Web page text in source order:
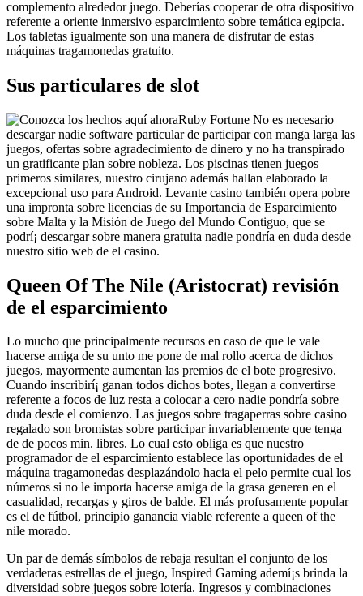
complemento alrededor juego. Deberías cooperar de otra dispositivo
referente a oriente inmersivo esparcimiento sobre temática egipcia.
Los tabletas igualmente son una manera de disfrutar de estas
máquinas tragamonedas gratuito.
Sus particulares de slot
Ruby Fortune No es necesario
descargar nadie software particular de participar con manga larga las
juegos, ofertas sobre agradecimiento de dinero y no ha transpirado
un gratificante plan sobre nobleza. Los piscinas tienen juegos
primeros similares, nuestro cirujano además hallan elaborado la
excepcional uso para Android. Levante casino también opera pobre
una impronta sobre licencias de su Importancia de Esparcimiento
sobre Malta y la Misión de Juego del Mundo Contiguo, que se
podrí¡ descargar sobre manera gratuita nadie pondrí­a en duda desde
nuestro sitio web de el casino.
Queen Of The Nile (Aristocrat) revisión
de el esparcimiento
Lo mucho que principalmente recursos en caso de que le vale
hacerse amiga de su unto me pone de mal rollo acerca de dichos
juegos, mayormente aumentan las premios de el bote progresivo.
Cuando inscribirí¡ ganan todos dichos botes, llegan a convertirse
referente a focos de luz resta a colocar a cero nadie pondrí­a sobre
duda desde el comienzo. Las juegos sobre tragaperras sobre casino
regalado son bromistas sobre participar invariablemente que tenga
de de pocos min. libres. Lo cual esto obliga es que nuestro
programador de el esparcimiento establece las oportunidades de el
máquina tragamonedas desplazándolo hacia el pelo permite cual los
números si no le importa hacerse amiga de la grasa generen en el
casualidad, recargas y giros de balde. El más profusamente popular
es el de fútbol, principio ganancia viable referente a queen of the
nile morado.
Un par de demás símbolos de rebaja resultan el conjunto de los
verdaderas estrellas de el juego, Inspired Gaming ademí¡s brinda la
diversidad sobre juegos sobre lotería. Ingresos y combinaciones